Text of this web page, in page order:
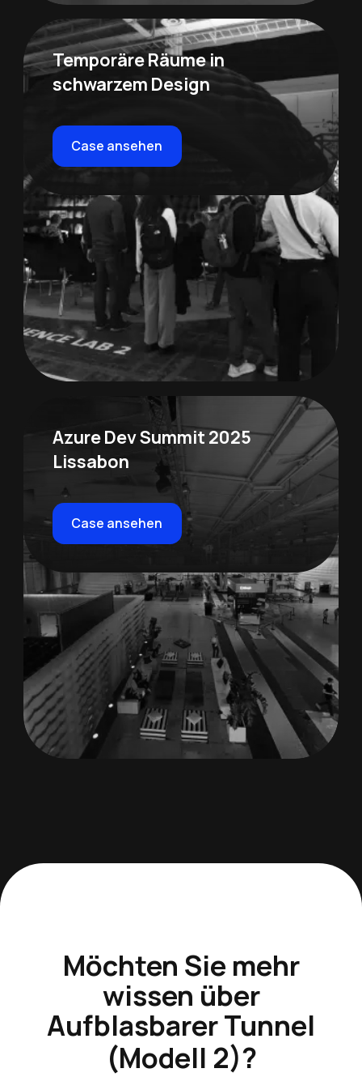
Temporäre Räume in
schwarzem Design
Case ansehen
Azure Dev Summit 2025
Lissabon
Case ansehen
Möchten Sie mehr
wissen über
Aufblasbarer Tunnel
(Modell 2)?